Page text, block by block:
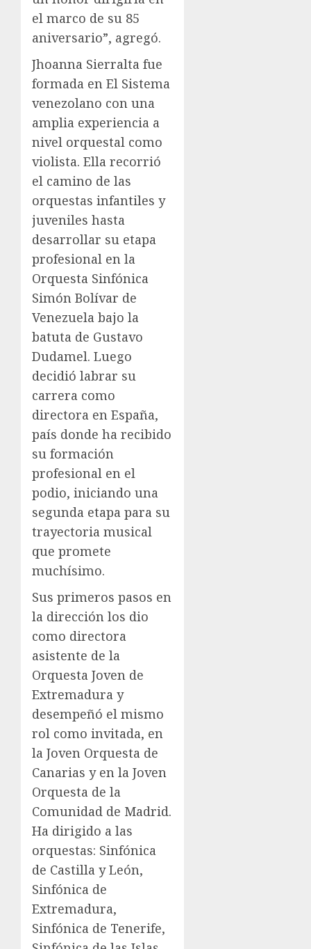
el marco de su 85
aniversario”, agregó.
Jhoanna Sierralta fue
formada en El Sistema
venezolano con una
amplia experiencia a
nivel orquestal como
violista. Ella recorrió
el camino de las
orquestas infantiles y
juveniles hasta
desarrollar su etapa
profesional en la
Orquesta Sinfónica
Simón Bolívar de
Venezuela bajo la
batuta de Gustavo
Dudamel. Luego
decidió labrar su
carrera como
directora en España,
país donde ha recibido
su formación
profesional en el
podio, iniciando una
segunda etapa para su
trayectoria musical
que promete
muchísimo.
Sus primeros pasos en
la dirección los dio
como directora
asistente de la
Orquesta Joven de
Extremadura y
desempeñó el mismo
rol como invitada, en
la Joven Orquesta de
Canarias y en la Joven
Orquesta de la
Comunidad de Madrid.
Ha dirigido a las
orquestas: Sinfónica
de Castilla y León,
Sinfónica de
Extremadura,
Sinfónica de Tenerife,